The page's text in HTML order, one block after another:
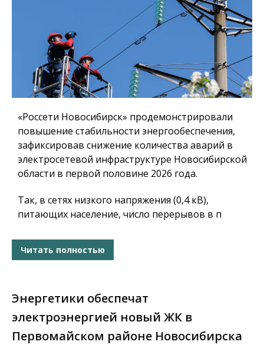
«Россети Новосибирск» продемонстрировали
повышение стабильности энергообеспечения,
зафиксировав снижение количества аварий в
электросетевой инфраструктуре Новосибирской
области в первой половине 2026 года.
Так, в сетях низкого напряжения (0,4 кВ),
питающих население, число перерывов в п
Читать полностью
Энергетики обеспечат
электроэнергией новый ЖК в
Первомайском районе Новосибирска